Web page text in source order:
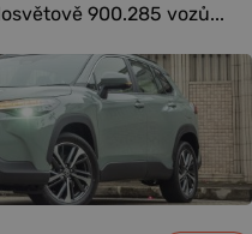
900.285 vozů...